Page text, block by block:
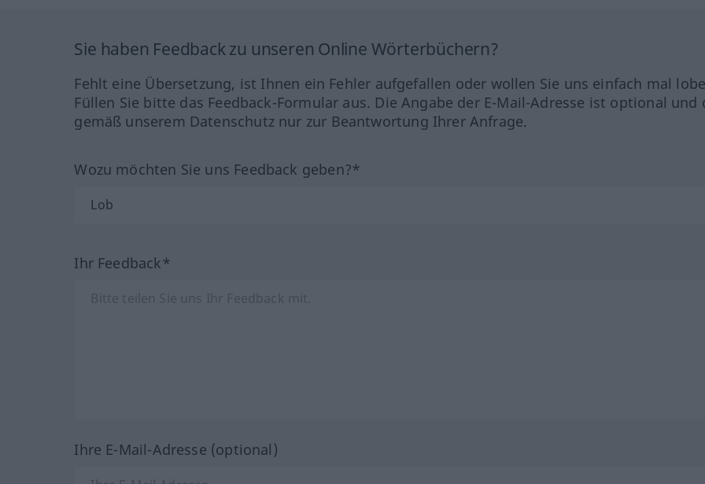
Sie haben Feedback zu unseren Online Wörterbüchern?
Fehlt eine Übersetzung, ist Ihnen ein Fehler aufgefallen oder wollen Sie uns einfach mal
Füllen Sie bitte das Feedback-Formular aus. Die Angabe der E-Mail-Adresse ist optional und
gemäß unserem Datenschutz nur zur Beantwortung Ihrer Anfrage.
Wozu möchten Sie uns Feedback geben?*
Ihr Feedback*
Ihre E-Mail-Adresse (optional)